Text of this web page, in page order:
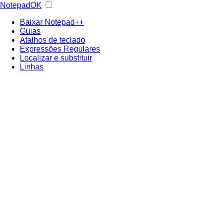
NotepadOK
Baixar Notepad++
Guias
Atalhos de teclado
Expressões Regulares
Localizar e substituir
Linhas